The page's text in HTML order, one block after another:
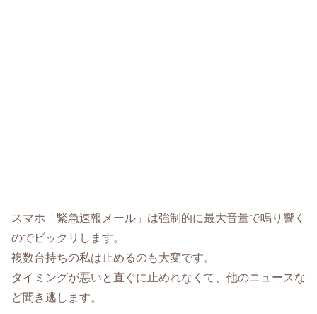
スマホ「緊急速報メール」は強制的に最大音量で鳴り響く
のでビックリします。
複数台持ちの私は止めるのも大変です。
タイミングが悪いと直ぐに止めれなくて、他のニュースな
ど聞き逃します。